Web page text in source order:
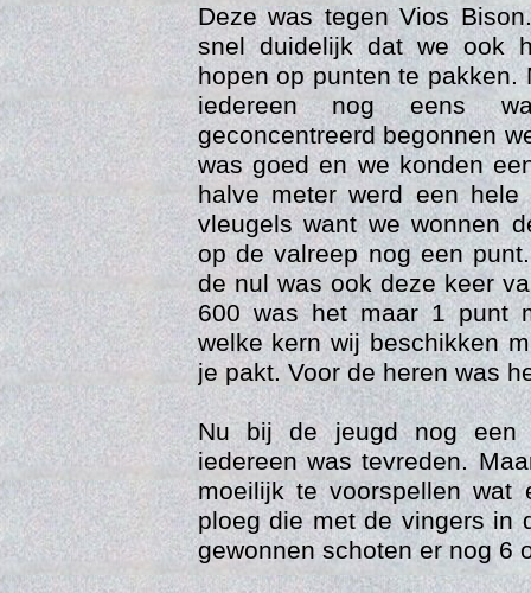
Deze was tegen Vios
snel duidelijk dat we ook
hopen op punten te
iedereen nog eens
geconcentreerd begonnen
was goed en we konden
halve meter werd een
vleugels want we wonnen
op de valreep nog een
de nul was ook deze keer
600 was het maar 1 punt
welke kern wij beschikken
je pakt. Voor de heren was
Nu bij de jeugd nog een
iedereen was tevreden.
moeilijk te voorspellen wat
ploeg die met de vingers in
gewonnen schoten er nog 6